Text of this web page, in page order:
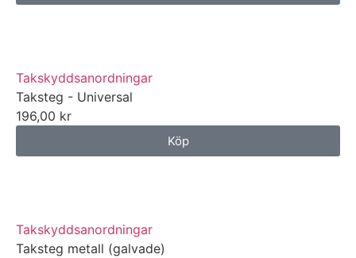
Takskyddsanordningar
Taksteg - Universal
196,00 kr
Köp
Takskyddsanordningar
Taksteg metall (galvade)